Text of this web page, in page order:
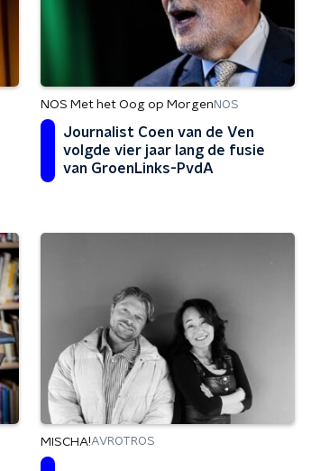
NOS Met het Oog op Morgen NOS
Journalist Coen van de Ven
volgde vier jaar lang de fusie
van GroenLinks-PvdA
MISCHA!AVROTROS